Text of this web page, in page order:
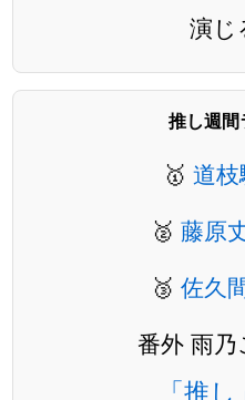
演じ
推し週
🥇 道
🥈 藤原
🥉 佐久
番外 雨
「推